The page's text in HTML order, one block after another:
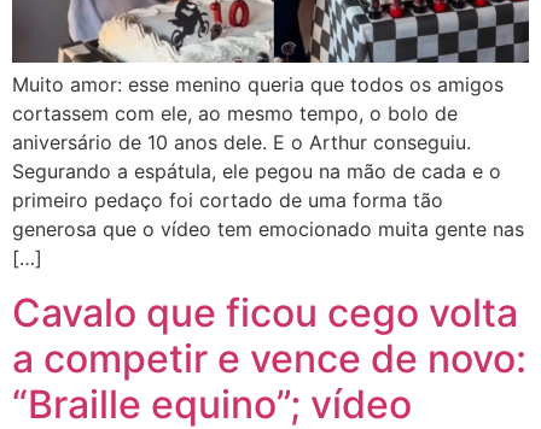
Muito amor: esse menino queria que todos os amigos
cortassem com ele, ao mesmo tempo, o bolo de
aniversário de 10 anos dele. E o Arthur conseguiu.
Segurando a espátula, ele pegou na mão de cada e o
primeiro pedaço foi cortado de uma forma tão
generosa que o vídeo tem emocionado muita gente nas
[…]
Cavalo que ficou cego volta
a competir e vence de novo:
“Braille equino”; vídeo